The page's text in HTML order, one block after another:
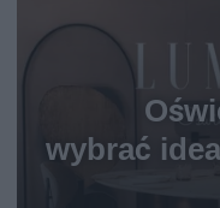
wybrać